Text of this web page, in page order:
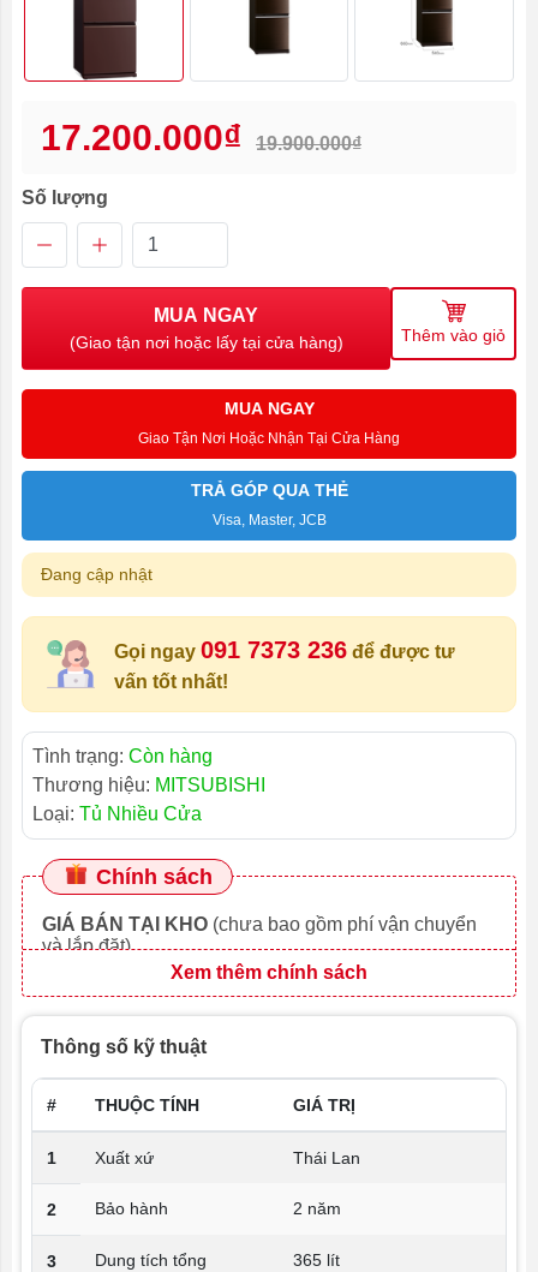
17.200.000₫ 19.900.000₫
Số lượng
MUA NGAY
(Giao tận nơi hoặc lấy tại cửa hàng) Thêm vào giỏ
MUA NGAY
Giao Tận Nơi Hoặc Nhận Tại Cửa Hàng
TRẢ GÓP QUA THẺ
Visa, Master, JCB
Đang cập nhật
Gọi ngay 091 7373 236 để được tư
vấn tốt nhất!
Tình trạng: Còn hàng
Thương hiệu: MITSUBISHI
Loại: Tủ Nhiều Cửa
Chính sách
GIÁ BÁN TẠI KHO (chưa bao gồm phí vận chuyển
và lắp đặt)
Xem thêm chính sách
Thông số kỹ thuật
# THUỘC TÍNH GIÁ TRỊ
1 Xuất xứ Thái Lan
2 Bảo hành 2 năm
3 Dung tích tổng 365 lít